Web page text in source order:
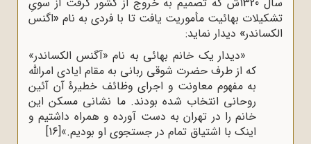
تشکیلات بهائیت مأموریت یافت تا با فردی به نام «اگنس
الکساندر» دیدار نماید:
«دیدار یک خانم بهائی به نام «آگنس الکساندر»
که از طرف حضرت شوقی ربانی به مقام ایادی امرالله
به مفهوم معاونت و اجرای وظائف خطیرۀ آن آئین
روحانی انتخاب شده بودند. ما نشانی مسکن این
خانم را در تهران به دست آورده و همراه داشتیم و
اینک با اشتیاق تمام در جستجوی او بودیم.»[16]